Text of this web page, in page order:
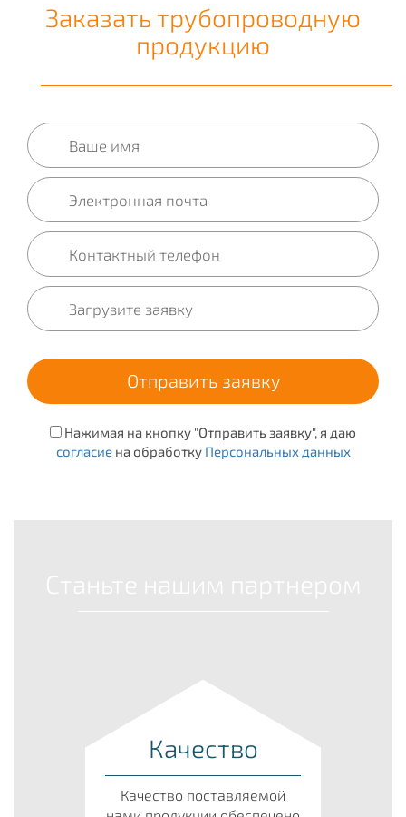
Заказать трубопроводную
продукцию
Нажимая на кнопку "Отправить заявку", я даю
согласиена обработку Персональных данных
Качество
Качество поставляемой